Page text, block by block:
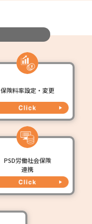
保険料率設定・変更
PSD労働社会保険
連携